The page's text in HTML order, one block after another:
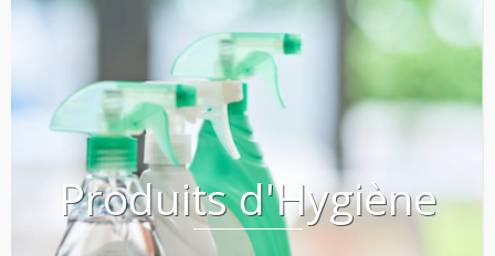
Produits d'Hygiène